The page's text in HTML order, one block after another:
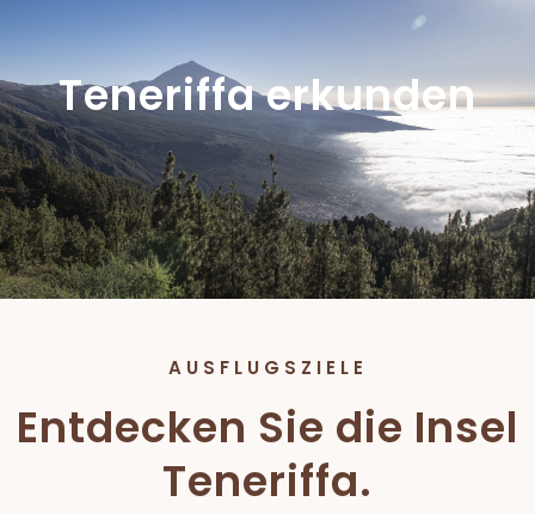
Teneriffa erkunden
AUSFLUGSZIELE
Entdecken Sie die Insel
Teneriffa.